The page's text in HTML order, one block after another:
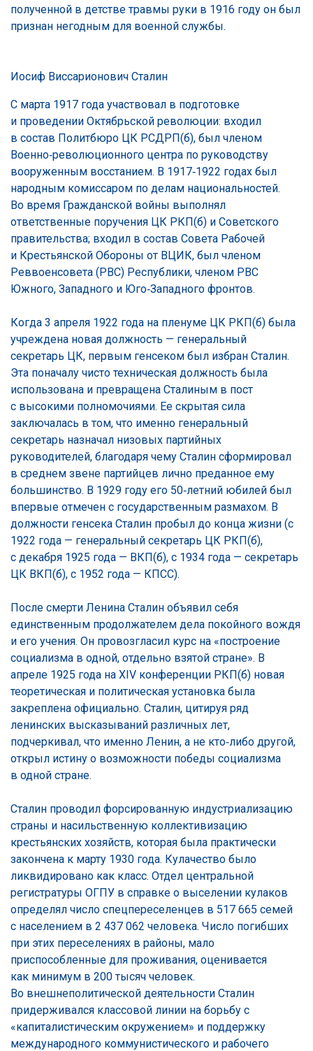
полученной в детстве травмы руки в 1916 году он был
признан негодным для военной службы.
Иосиф Виссарионович Сталин
С марта 1917 года участвовал в подготовке
и проведении Октябрьской революции: входил
в состав Политбюро ЦК РСДРП(б), был членом
Военно‑революционного центра по руководству
вооруженным восстанием. В 1917‑1922 годах был
народным комиссаром по делам национальностей.
Во время Гражданской войны выполнял
ответственные поручения ЦК РКП(б) и Советского
правительства; входил в состав Совета Рабочей
и Крестьянской Обороны от ВЦИК, был членом
Реввоенсовета (РВС) Республики, членом РВС
Южного, Западного и Юго‑Западного фронтов.
Когда 3 апреля 1922 года на пленуме ЦК РКП(б) была
учреждена новая должность — генеральный
секретарь ЦК, первым генсеком был избран Сталин.
Эта поначалу чисто техническая должность была
использована и превращена Сталиным в пост
с высокими полномочиями. Ее скрытая сила
заключалась в том, что именно генеральный
секретарь назначал низовых партийных
руководителей, благодаря чему Сталин сформировал
в среднем звене партийцев лично преданное ему
большинство. В 1929 году его 50‑летний юбилей был
впервые отмечен с государственным размахом. В
должности генсека Сталин пробыл до конца жизни (с
1922 года — генеральный секретарь ЦК РКП(б),
с декабря 1925 года — ВКП(б), с 1934 года — секретарь
ЦК ВКП(б), с 1952 года — КПСС).
После смерти Ленина Сталин объявил себя
единственным продолжателем дела покойного вождя
и его учения. Он провозгласил курс на «построение
социализма в одной, отдельно взятой стране». В
апреле 1925 года на XIV конференции РКП(б) новая
теоретическая и политическая установка была
закреплена официально. Сталин, цитируя ряд
ленинских высказываний различных лет,
подчеркивал, что именно Ленин, а не кто‑либо другой,
открыл истину о возможности победы социализма
в одной стране.
Сталин проводил форсированную индустриализацию
страны и насильственную коллективизацию
крестьянских хозяйств, которая была практически
закончена к марту 1930 года. Кулачество было
ликвидировано как класс. Отдел центральной
регистратуры ОГПУ в справке о выселении кулаков
определял число спецпереселенцев в 517 665 семей
с населением в 2 437 062 человека. Число погибших
при этих переселениях в районы, мало
приспособленные для проживания, оценивается
как минимум в 200 тысяч человек.
Во внешнеполитической деятельности Сталин
придерживался классовой линии на борьбу с
«капиталистическим окружением» и поддержку
международного коммунистического и рабочего